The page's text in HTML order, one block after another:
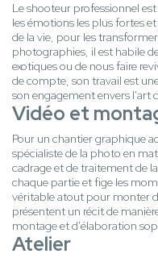
Le shooteur professionnel
les émotions les plus fortes
de la vie, pour les
photographies, il est habile
exotiques ou de nous faire
de compte, son travail est
son engagement envers l'art
Vidéo et
Pour un chantier graphique
spécialiste de la photo en
cadrage et de traitement de
chaque partie et fige les
véritable atout pour monter
présentent un récit de
montage et d'élaboration
Atelier